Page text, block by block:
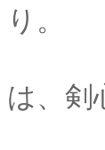
り。
あ
は、剣